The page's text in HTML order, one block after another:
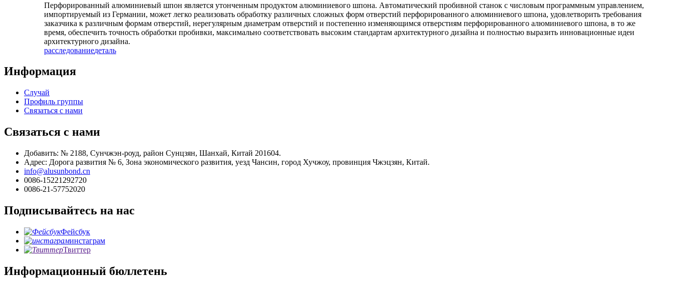
Перфорированный алюминиевый шпон является утонченным продуктом алюминиевого шпона. Автоматический пробивной станок с числовым программным управлением,
импортируемый из Германии, может легко реализовать обработку различных сложных форм отверстий перфорированного алюминиевого шпона, удовлетворить требования
заказчика к различным формам отверстий, нерегулярным диаметрам отверстий и постепенно изменяющимся отверстиям перфорированного алюминиевого шпона, в то же
время, обеспечить точность обработки пробивки, максимально соответствовать высоким стандартам архитектурного дизайна и полностью выразить инновационные идеи
архитектурного дизайна.
расследованиедеталь
Информация
Случай
Профиль группы
Связаться с нами
Связаться с нами
Добавить: № 2188, Сунчжэн-роуд, район Сунцзян, Шанхай, Китай 201604.
Адрес: Дорога развития № 6, Зона экономического развития, уезд Чансин, город Хучжоу, провинция Чжэцзян, Китай.
info@alusunbond.cn
0086-15221292720
0086-21-57752020
Подписывайтесь на нас
Фейсбук
инстаграм
Твиттер
Информационный бюллетень